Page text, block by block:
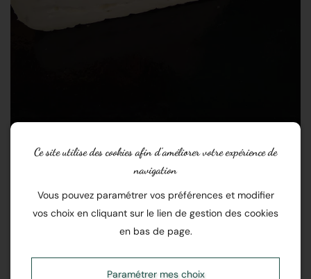
En stock
Ce site utilise des cookies afin d’améliorer votre expérience de
navigation
Vous pouvez paramétrer vos préférences et modifier
vos choix en cliquant sur le lien de gestion des cookies
en bas de page.
Paramétrer mes choix